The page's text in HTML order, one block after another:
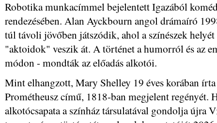
Robotika munkacímmel bejelentett Igazából
rendezésében. Alan Ayckbourn angol drámaíró
túl távoli jövőben játszódik, ahol a színészek
"aktoidok" veszik át. A történet a humorról és az
módon - mondták az előadás alkotói.
Mint elhangzott, Mary Shelley 19 éves korában
Prométheusz című, 1818-ban megjelent regényét.
alkotócsapata a színház társulatával gondolja újra